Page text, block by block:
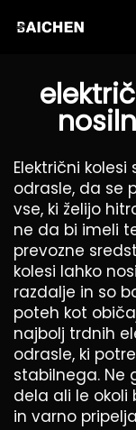
Električni
odrasle, da se
vse, ki želijo
ne da bi imeli
prevozne
kolesi lahko
razdalje in so
poteh kot
najbolj trdnih
odrasle, ki
stabilnega. Ne
dela ali le okoli
in varno